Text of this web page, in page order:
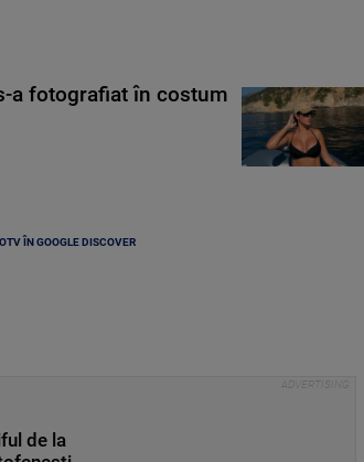
a fotografiat în costum
ÎN GOOGLE DISCOVER
de la